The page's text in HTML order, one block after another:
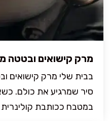
מרק קישואים ובטטה
בבית שלי מרק קישואים
סיר שמרגיע את כולם.
במטבח ככותבת קולינרית